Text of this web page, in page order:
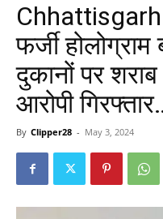
फर्जी
दुकानों पर
आरोपी
By Clipper28 - May 3, 2024